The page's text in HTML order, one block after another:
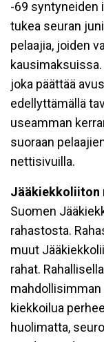
-69 syntyneiden
tukea seuran
pelaajia, joiden
joka päättää
edellyttämällä
useamman
suoraan
nettisivuilla.
Jääkiekkoliiton
Suomen
rahastosta.
muut
rahat.
kiekkoilua
huolimatta,